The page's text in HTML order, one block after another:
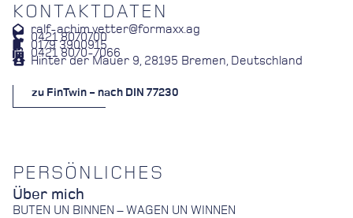
KONTAKTDATEN
ralf-achim.vetter@formaxx.ag
0421 8070700
0179 3900915
0421 8070-7066
Hinter der Mauer 9, 28195 Bremen, Deutschland
zu FinTwin - nach DIN 77230
PERSÖNLICHES
Über mich
BUTEN UN BINNEN – WAGEN UN WINNEN